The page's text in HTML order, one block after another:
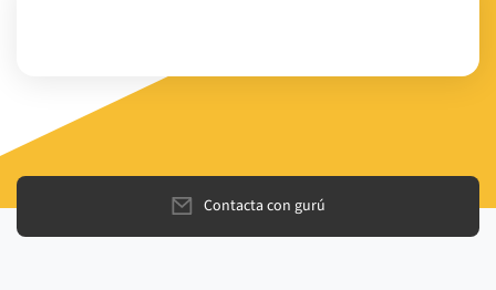
Contacta con gurú